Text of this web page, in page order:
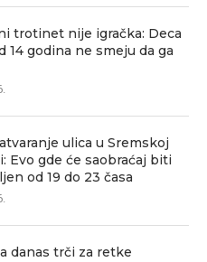
trotinet nije igračka: Deca
14 godina ne smeju da ga
ulica u Sremskoj
Evo gde će saobraćaj biti
od 19 do 23 časa
danas trči za retke